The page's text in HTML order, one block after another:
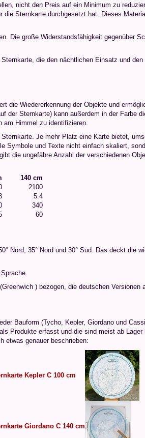
nicht den Preis auf ein Minimum zu
Sternkarte durchgesetzt hat. Dieses
Die große Widerstandsfähigkeit gegenüber
die den nächtlichen Einsatz und den
die Wiedererkennung der Objekte und
der Sternkarte) kann außerdem in der Farbe
am Himmel zu identifizieren.
Je mehr Platz eine Karte bietet,
Symbole und Texte nicht einfach skaliert,
die ungefähre Anzahl der verschiedenen
140 cm
2100
5.4
340
60
Nord, 35° Nord und 30° Süd. Das deckt die
) bezogen, die deutschen Versionen
Bauform (Tycho, Kepler, Giordano und
Produkte erfasst und die sind meist ab Lager
etwas genauer beschrieben:
Kepler C 100 cm
Giordano C 140 cm